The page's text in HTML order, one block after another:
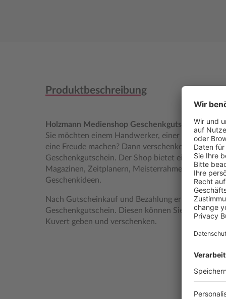
Produktbeschreibung
Holzmann Medienshop Geschenkgutschein 100 €
Sie möchten einem Handwerker, einer Leseratte,
eine Freude machen? Dann verschenken Sie doch
Geschenkgutschein. Der Shop bietet eine große
Magazinen, Zeitplanern, Meisterrahmen, aber
Geschenkideen.
Nach Gutscheinkauf und Bezahlung erhalten Sie
Geschenkgutschein. Diesen können Sie einfach
Kuvert geben und verschenken.